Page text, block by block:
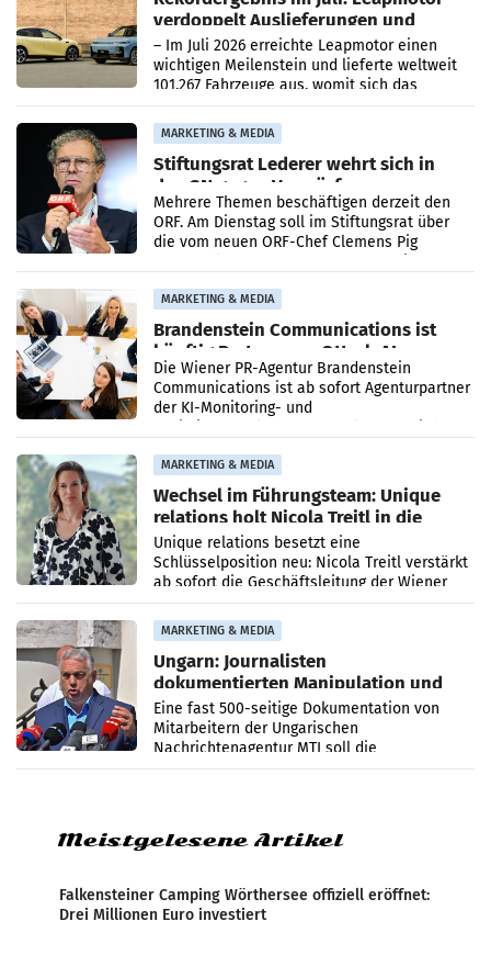
verdoppelt Auslieferungen und
überschreitet die 100.000er-Marke
– Im Juli 2026 erreichte Leapmotor einen
wichtigen Meilenstein und lieferte weltweit
101.267 Fahrzeuge aus, womit sich das
Ergebnis gegenüber Juli 2025 mehr als
verdoppelte (+102
MARKETING & MEDIA
Stiftungsrat Lederer wehrt sich in
den SN gegen Vorwürfe
Mehrere Themen beschäftigen derzeit den
ORF. Am Dienstag soll im Stiftungsrat über
die vom neuen ORF-Chef Clemens Pig
MARKETING & MEDIA
Brandenstein Communications ist
künftig Partner von OtterlyAI
Die Wiener PR-Agentur Brandenstein
Communications ist ab sofort Agenturpartner
der KI-Monitoring- und
MARKETING & MEDIA
Wechsel im Führungsteam: Unique
relations holt Nicola Treitl in die
Geschäftsleitung
Unique relations besetzt eine
Schlüsselposition neu: Nicola Treitl verstärkt
ab sofort die Geschäftsleitung der Wiener
PR-Agentur an der Seite von Josef Kalina und
Anna Kalina-Mahr.
MARKETING & MEDIA
Ungarn: Journalisten
dokumentierten Manipulation und
Zensur
Eine fast 500-seitige Dokumentation von
Mitarbeitern der Ungarischen
Nachrichtenagentur MTI soll die
systematische Nachrichten-Manipulation und
Meistgelesene Artikel
Falkensteiner Camping Wörthersee offiziell eröffnet:
Drei Millionen Euro investiert